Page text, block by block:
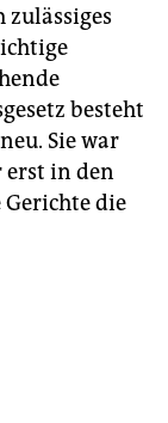
besteht
Sie war
in den
die